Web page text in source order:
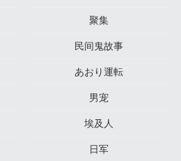
聚集
民间鬼故事
あおり運転
男宠
埃及人
日军